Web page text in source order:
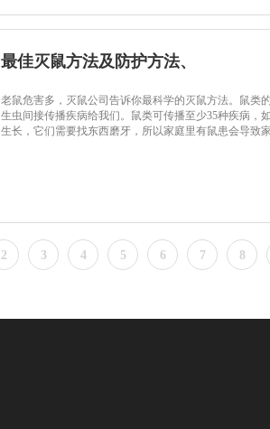
最佳灭鼠方法及防护方法、
老鼠危害多，灭鼠公司告诉你最科学的灭鼠方法。鼠类
生虫间接传播疾病给我们。鼠类可传播至少35种疾病，
生长，它们需要找东西磨牙，所以家庭里有鼠患会导致家
2 3 4 5 6 7 8